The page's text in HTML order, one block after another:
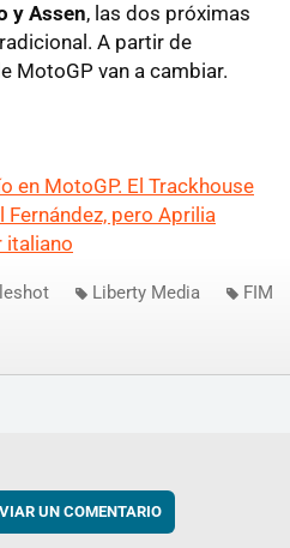
y Assen, las dos próximas
A partir de
MotoGP van a cambiar.
en MotoGP. El Trackhouse
Fernández, pero Aprilia
italiano
Liberty Media FIM
UN COMENTARIO